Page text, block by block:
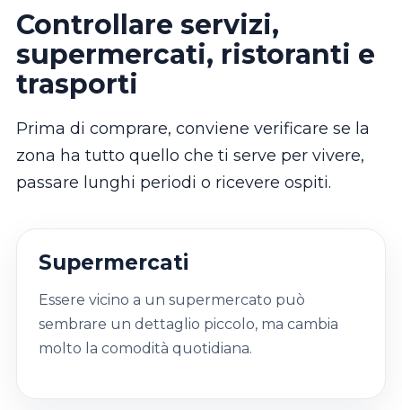
Controllare servizi,
supermercati, ristoranti e
trasporti
Prima di comprare, conviene verificare se la
zona ha tutto quello che ti serve per vivere,
passare lunghi periodi o ricevere ospiti.
Supermercati
Essere vicino a un supermercato può
sembrare un dettaglio piccolo, ma cambia
molto la comodità quotidiana.